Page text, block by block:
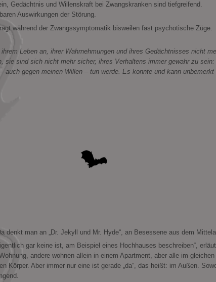
Gedächtnis und Willenskraft bei Zwangskranken sind tiefgreifend.
Auswirkungen der Störung.
während der Zwangssymptomatik bisweilen fast psychotische Züge.
Leben an, ihrer Wahrnehmungen und ihres Gedächtnisses nicht
sie sind sich nicht mehr sicher, ihres Verhaltens immer gewahr zu sein:
gegen meinen Willen – tun werde. Es konnte und kann unbemerkt
man an „Dr. Jekyll und Mr. Hyde“, an Besessene aus dem
gar keine ist, am Beispiel eines Hochhauses beschreiben“,
andere wohnen allein in einem Apartment, aber alle im gleichen
Körper. Aber immer nur eine ist gerade „da“, das heißt: im Außen.